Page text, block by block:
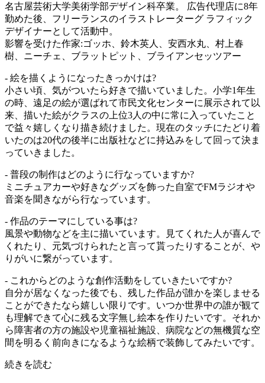
名古屋芸術大学美術学部デザイン科卒業。 広告代理店に8年
勤めた後、フリーランスのイラストレーターグ ラフィック
デザイナーとして活動中。
影響を受けた作家:ゴッホ、鈴木英人、安西水丸、村上春
樹、ニーチェ、ブラットピット、ブライアンセッツアー
- 絵を描くようになったきっかけは?
小さい頃、気がついたら好きで描いていました。小学1年生
の時、遠足の絵が選ばれて市民文化センターに展示されて以
来、描いた絵がクラスの上位3人の中に常に入っていたこと
で益々嬉しくなり描き続けました。現在のタッチにたどり着
いたのは20代の後半に出版社などに持込みをして回って決ま
っていきました。
- 普段の制作はどのように行なっていますか?
ミニチュアカーや好きなグッズを飾った自室でFMラジオや
音楽を聞きながら行なっています。
- 作品のテーマにしている事は?
風景や動物などを主に描いています。見てくれた人が喜んで
くれたり、元気づけられたと言って貰ったりすることが、や
りがいに繋がっています。
- これからどのような創作活動をしていきたいですか?
自分が居なくなった後でも、残した作品が誰かを楽しませる
ことができたなら嬉しい限りです。いつか世界中の誰が観て
も理解できて心に残る文字無し絵本を作りたいです。それか
ら障害者の方の施設や児童福祉施設、病院などの無機質な空
間を明るく前向きになるような絵柄で装飾してみたいです。
続きを読む